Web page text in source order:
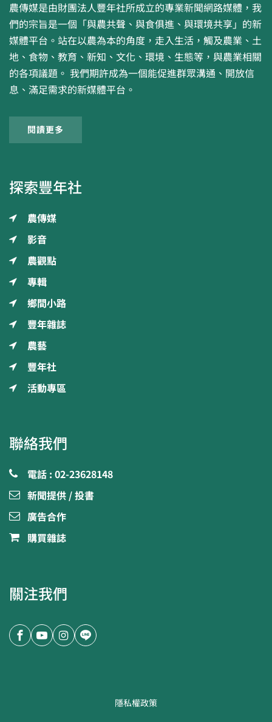
農傳媒是由財團法人豐年社所成立的專業新聞網路媒體，我
們的宗旨是一個「與農共聲、與食俱進、與環境共享」的新
媒體平台。站在以農為本的角度，走入生活，觸及農業、土
地、食物、教育、新知、文化、環境、生態等，與農業相關
的各項議題。 我們期許成為一個能促進群眾溝通、開放信
息、滿足需求的新媒體平台。
閱讀更多
探索豐年社
農傳媒
影音
農觀點
專輯
鄉間小路
豐年雜誌
農藝
豐年社
活動專區
聯絡我們
電話 : 02-23628148
新聞提供 / 投書
廣告合作
購買雜誌
關注我們
隱私權政策